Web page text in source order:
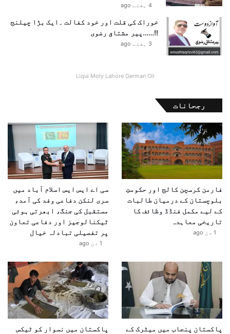
4 ہفتے ago
خوراک کی قلت اور خود کفالت ۔ایک بڑا چیلنج
!!……پیر مشتاق رضوی
3 ہفتے ago
Liqui Moly Lahore German Oil
رجحانات
فارمن کرسچن کالج اور حکومتِ
بلوچستان کے درمیان طالبات
کے لیے مکمل فنڈڈ وظائف کا
تاریخی معاہدہ
1 دن ago
سی اے ایس ایس اسلام آباد میں
سری لنکن دفاعی وفد کی آمد،
مستقبل کی جنگ، ابھرتی ہوئی
ٹیکنالوجیز اور دفاعی تعاون
پر تفصیلی تبادلہ خیال
1 دن ago
پاکستان پنجاب میں میٹرک کے
پاکستان میں نسوار کو ٹیکس